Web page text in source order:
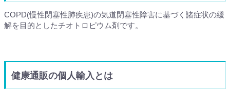
COPD(慢性閉塞性肺疾患)の気道閉塞性障害に基づく諸症状の緩
解を目的としたチオトロピウム剤です。
健康通販の個人輸入とは